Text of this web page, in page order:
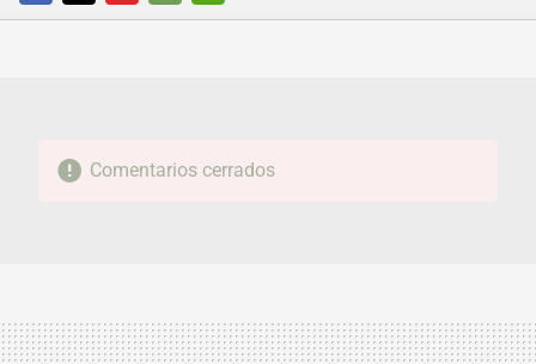
FACEBOOKTWITTERFLIPBOARD
E-
WHATSAPP
Comentarios cerrados